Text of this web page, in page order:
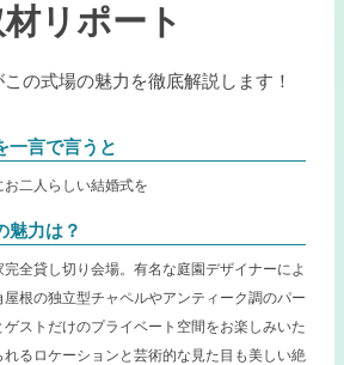
リポート
の式場の魅力を徹底解説します！
一言で言うと
二人らしい結婚式を
魅力は？
全貸し切り会場。有名な庭園デザイナーによ
根の独立型チャペルやアンティーク調のパー
ストだけのプライベート空間をお楽しみいた
るロケーションと芸術的な見た目も美しい絶